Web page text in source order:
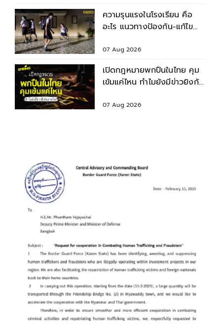
ความรุนแรงในโรงเรียน คือ
อะไร แนวทางป้องกัน-แก้ไข
07 Aug 2026
เปิดกฎหมายพกปืนในไทย คุม
เข้มแค่ไหน ทำไมยังมีข่าวยิงกัน
07 Aug 2026